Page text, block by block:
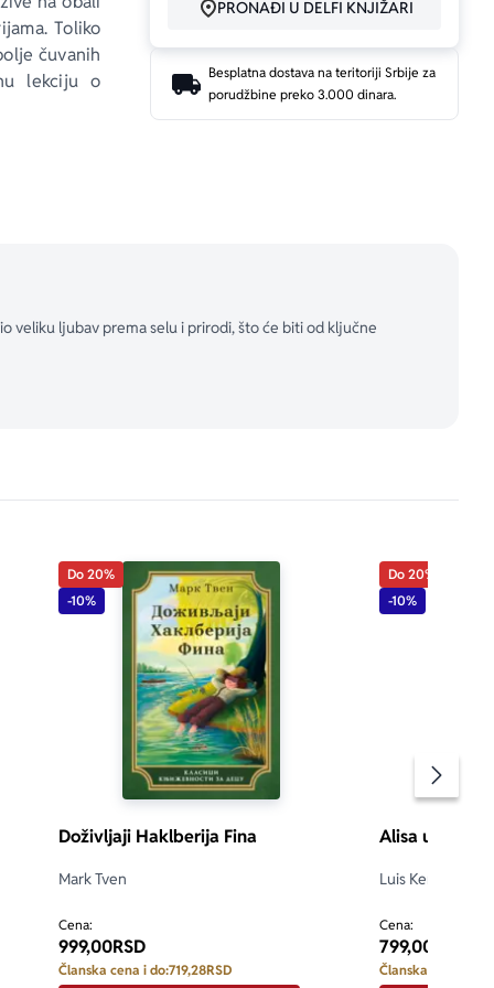
Toliko
čuvanih
lekciju o
avanturu,
PRONAĐI U DELFI KNJIŽARI
Besplatna dostava na teritoriji Srbije za
porudžbine preko 3.000 dinara.
veliku ljubav prema selu i prirodi, što će biti od ključne
Do 20%
-10%
Doživljaji Haklberija Fina
Mark Tven
Cena:
999,00RSD
Članska cena i do:719,28RSD
Do 20%
-10%
Alisa u Zemlji
Luis Kerol
Cena:
799,00
Članska cena i do: